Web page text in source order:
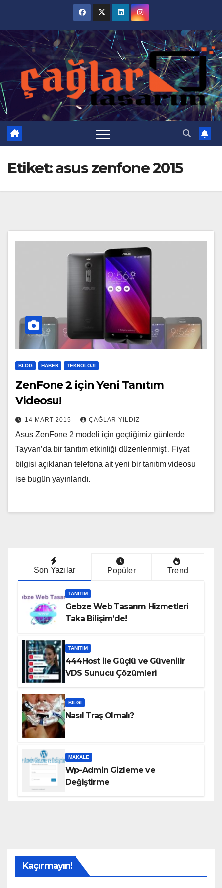
content
Etiket:asus zenfone 2015
BLOG HABER TEKNOLOJI
ZenFone 2 için Yeni Tanıtım
Videosu!
14 MART 2015 ÇAĞLAR YILDIZ
Asus ZenFone 2 modeli için geçtiğimiz günlerde
Tayvan’da bir tanıtım etkinliği düzenlenmişti. Fiyat
bilgisi açıklanan telefona ait yeni bir tanıtım videosu
ise bugün yayınlandı.
Son Yazılar Popüler Trend
TANITIM
Gebze Web Tasarım Hizmetleri
Taka Bilişim’de!
TANITIM
444Host ile Güçlü ve Güvenilir
VDS Sunucu Çözümleri
BILGI
Nasıl Traş Olmalı?
MAKALE
Wp-Admin Gizleme ve
Değiştirme
Kaçırmayın!